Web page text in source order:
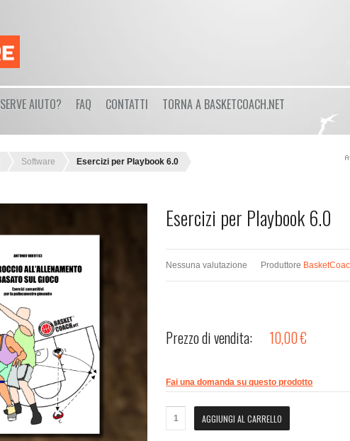
SERVE AIUTO? FAQ CONTATTI TORNA A BASKETCOACH.NET
Software Esercizi per Playbook 6.0
Esercizi per Playbook 6.0
Nessuna valutazione Produttore
Prezzo di vendita: 10,00 €
Fai una domanda su questo prodotto
LoginorRegistrati
Nome utente
Password dimenticata?
Nome utente dimenticato?